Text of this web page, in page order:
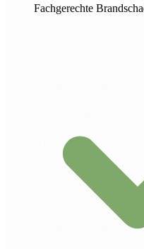
Fachgerechte